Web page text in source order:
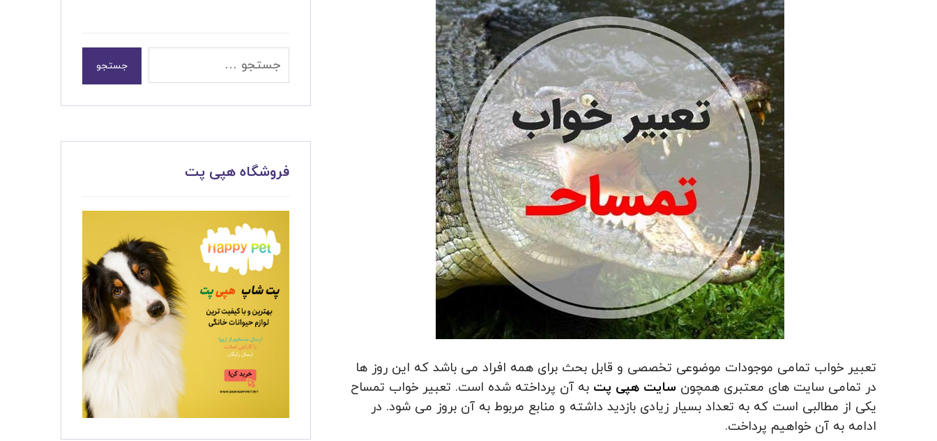
تعبیر خواب تمامی موجودات موضوعی تخصصی و قابل بحث برای همه افراد می باشد که این روز ها
در تمامی سایت های معتبری همچون سایت هپی پت به آن پرداخته شده است. تعبیر خواب تمساح
یکی از مطالبی است که به تعداد بسیار زیادی بازدید داشته و منابع مربوط به آن بروز می شود. در
ادامه به آن خواهیم پرداخت.
جستجو
فروشگاه هپی پت